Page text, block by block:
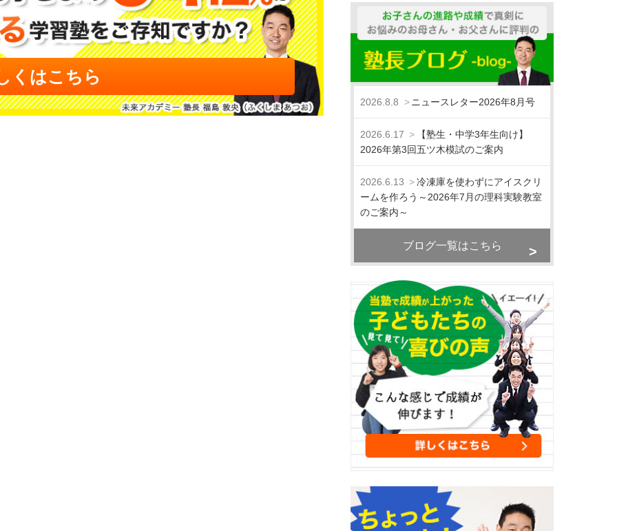
くはこちら
2026.8.8 ニュースレター2026年8月号
2026.6.17
【塾生・中学3年生向け】
2026年第3回五ツ木模試のご案内
2026.6.13
冷凍庫を使わずにアイスクリ
ームを作ろう～2026年7月の理科実験教室
のご案内～
ブログ一覧はこちら